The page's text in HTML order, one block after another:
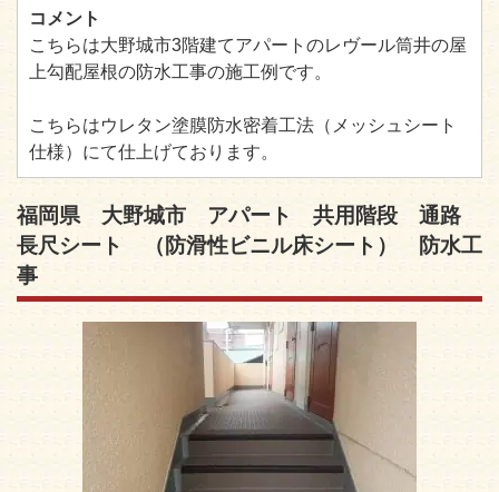
コメント
こちらは大野城市3階建てアパートのレヴール筒井の屋
上勾配屋根の防水工事の施工例です。
こちらはウレタン塗膜防水密着工法（メッシュシート
仕様）にて仕上げております。
福岡県 大野城市 アパート 共用階段 通路
長尺シート （防滑性ビニル床シート） 防水工
事